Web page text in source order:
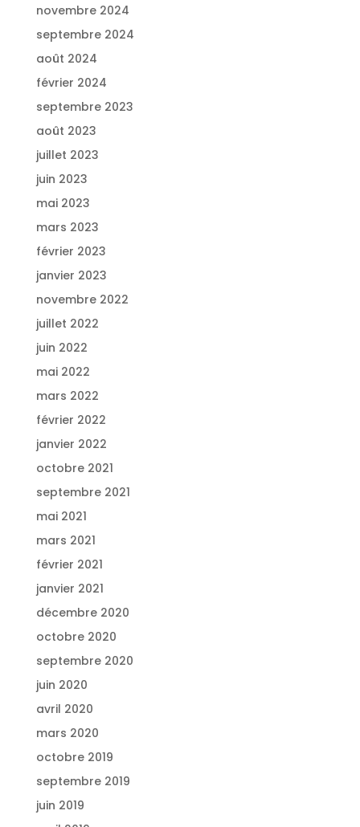
novembre 2024
septembre 2024
août 2024
février 2024
septembre 2023
août 2023
juillet 2023
juin 2023
mai 2023
mars 2023
février 2023
janvier 2023
novembre 2022
juillet 2022
juin 2022
mai 2022
mars 2022
février 2022
janvier 2022
octobre 2021
septembre 2021
mai 2021
mars 2021
février 2021
janvier 2021
décembre 2020
octobre 2020
septembre 2020
juin 2020
avril 2020
mars 2020
octobre 2019
septembre 2019
juin 2019